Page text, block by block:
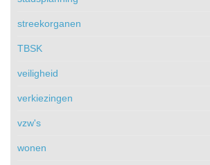
streekorganen
TBSK
veiligheid
verkiezingen
vzw's
wonen